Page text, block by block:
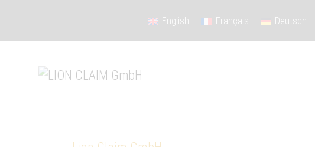
English Français Deutsch